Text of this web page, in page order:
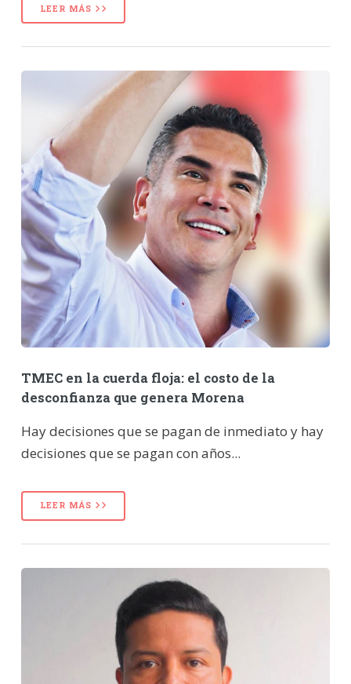
LEER MÁS
TMEC en la cuerda floja: el costo de la
desconfianza que genera Morena
Hay decisiones que se pagan de inmediato y hay
decisiones que se pagan con años...
LEER MÁS